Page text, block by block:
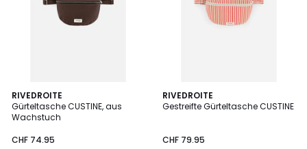
RIVEDROITE
Gürteltasche CUSTINE, aus
Wachstuch
CHF 74.95
3
Farben
RIVEDROITE
Gestreifte Gürteltasche CUSTINE
CHF 79.95
2
Farben